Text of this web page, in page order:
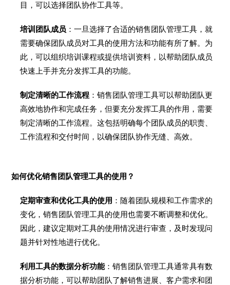
目，可以选择团队协作工具等。
培训团队成员 ：一旦选择了合适的销售团队管理工具，就
需要确保团队成员对工具的使用方法和功能有所了解。为
此，可以组织培训课程或提供培训资料，以帮助团队成员
快速上手并充分发挥工具的功能。
制定清晰的工作流程 ：销售团队管理工具可以帮助团队更
高效地协作和完成任务，但要充分发挥工具的作用，需要
制定清晰的工作流程。这包括明确每个团队成员的职责、
工作流程和交付时间，以确保团队协作无缝、高效。
如何优化销售团队管理工具的使用？
定期审查和优化工具的使用 ：随着团队规模和工作需求的
变化，销售团队管理工具的使用也需要不断调整和优化。
因此，建议定期对工具的使用情况进行审查，及时发现问
题并针对性地进行优化。
利用工具的数据分析功能：销售团队管理工具通常具有数
据分析功能，可以帮助团队了解销售进展、客户需求和团